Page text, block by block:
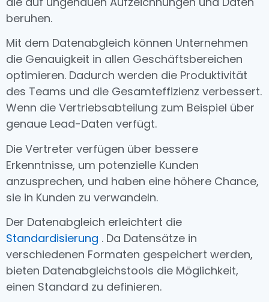
beruhen.
Mit dem Datenabgleich können Unternehmen
die Genauigkeit in allen Geschäftsbereichen
optimieren. Dadurch werden die Produktivität
des Teams und die Gesamteffizienz verbessert.
Wenn die Vertriebsabteilung zum Beispiel über
genaue Lead-Daten verfügt.
Die Vertreter verfügen über bessere
Erkenntnisse, um potenzielle Kunden
anzusprechen, und haben eine höhere Chance,
sie in Kunden zu verwandeln.
Der Datenabgleich erleichtert die
Standardisierung . Da Datensätze in
verschiedenen Formaten gespeichert werden,
bieten Datenabgleichstools die Möglichkeit,
einen Standard zu definieren.